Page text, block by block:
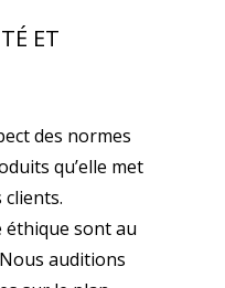
ET
des normes
qu’elle met
éthique sont au
auditions